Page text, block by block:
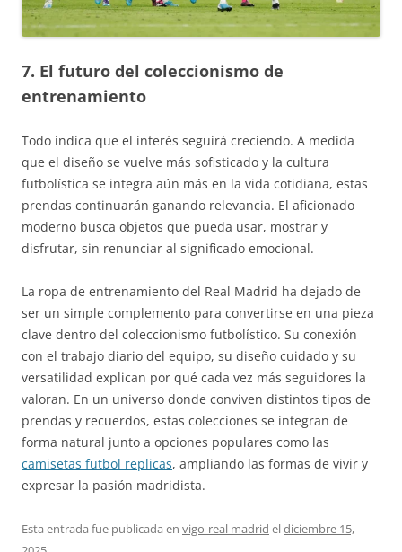
7. El futuro del coleccionismo de
entrenamiento
Todo indica que el interés seguirá creciendo. A medida
que el diseño se vuelve más sofisticado y la cultura
futbolística se integra aún más en la vida cotidiana, estas
prendas continuarán ganando relevancia. El aficionado
moderno busca objetos que pueda usar, mostrar y
disfrutar, sin renunciar al significado emocional.
La ropa de entrenamiento del Real Madrid ha dejado de
ser un simple complemento para convertirse en una pieza
clave dentro del coleccionismo futbolístico. Su conexión
con el trabajo diario del equipo, su diseño cuidado y su
versatilidad explican por qué cada vez más seguidores la
valoran. En un universo donde conviven distintos tipos de
prendas y recuerdos, estas colecciones se integran de
forma natural junto a opciones populares como las
camisetas futbol replicas, ampliando las formas de vivir y
expresar la pasión madridista.
Esta entrada fue publicada en vigo-real madrid eldiciembre 15,